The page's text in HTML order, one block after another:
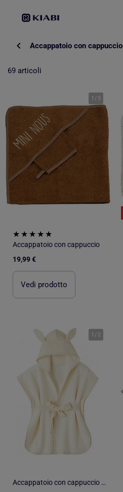
Accappatoio con cappuccio
69 articoli
1 / 3
Accappatoio con cappuccio
19,99 €
Vedi prodotto
1 / 2
Accappatoio con cappuccio in bambù per bambino | BB&CO